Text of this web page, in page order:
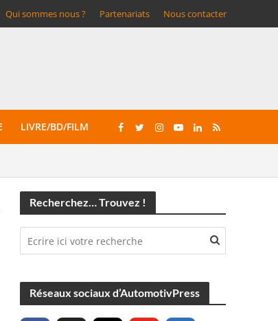
Qui sommes nous ? Partenariats Nous contacter
LIVRE/BD/FILM
Recherchez… Trouvez !
Réseaux sociaux d’AutomotivPress